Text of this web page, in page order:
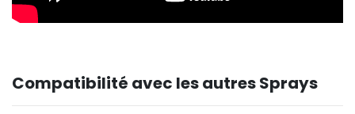
Compatibilité avec les autres Sprays